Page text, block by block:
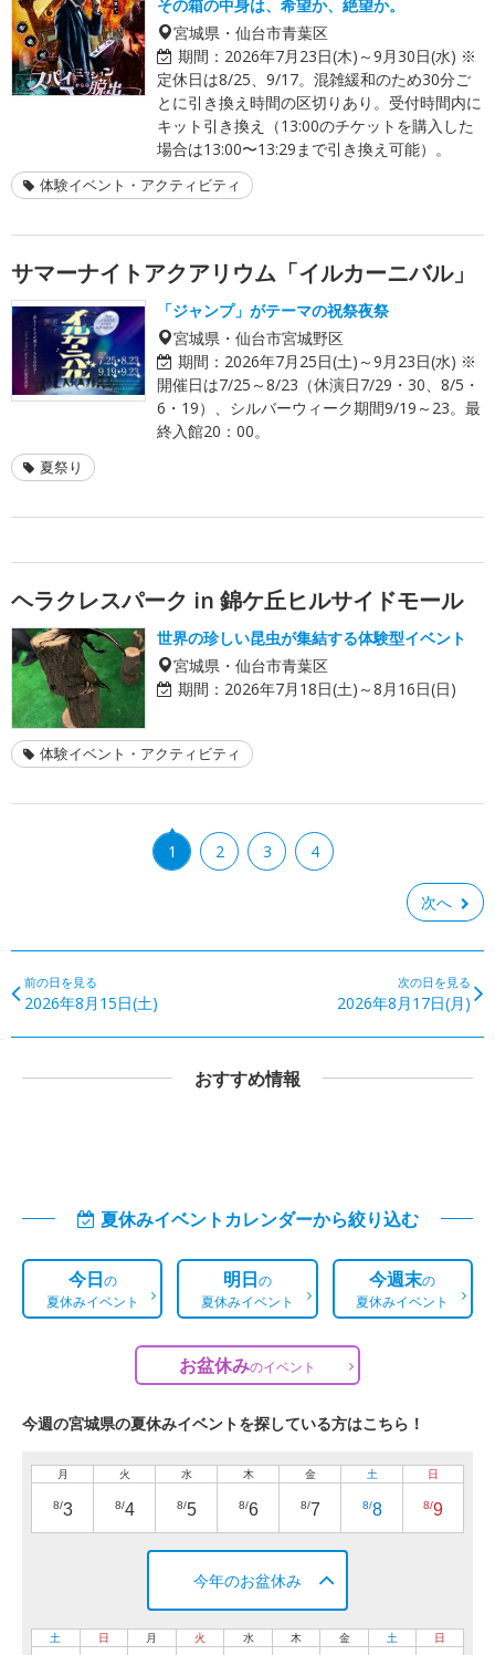
その箱の中身は、希望か、絶望か。
宮城県・仙台市青葉区
期間： 2026年7月23日(木)～9月30日(水) ※
定休日は8/25、9/17。混雑緩和のため30分ご
とに引き換え時間の区切りあり。受付時間内に
キット引き換え（13:00のチケットを購入した
場合は13:00〜13:29まで引き換え可能）。
体験イベント・アクティビティ
サマーナイトアクアリウム「イルカーニバル」
「ジャンプ」がテーマの祝祭夜祭
宮城県・仙台市宮城野区
期間： 2026年7月25日(土)～9月23日(水) ※
開催日は7/25～8/23（休演日7/29・30、8/5・
6・19）、シルバーウィーク期間9/19～23。最
終入館20：00。
夏祭り
ヘラクレスパーク in 錦ケ丘ヒルサイドモール
世界の珍しい昆虫が集結する体験型イベント
宮城県・仙台市青葉区
期間： 2026年7月18日(土)～8月16日(日)
体験イベント・アクティビティ
1 2 3 4
次へ
前の日を見る
2026年8月15日(土)
次の日を見る
2026年8月17日(月)
おすすめ情報
夏休みイベントカレンダーから絞り込む
今日の
夏休みイベント
明日の
夏休みイベント
今週末の
夏休みイベント
お盆休みのイベント
今週の宮城県の夏休みイベントを探している方はこちら！
月
8/3
火
8/4
水
8/5
木
8/6
金
8/7
土
8/8
日
8/9
今年のお盆休み
土 日 月 火 水 木 金 土 日